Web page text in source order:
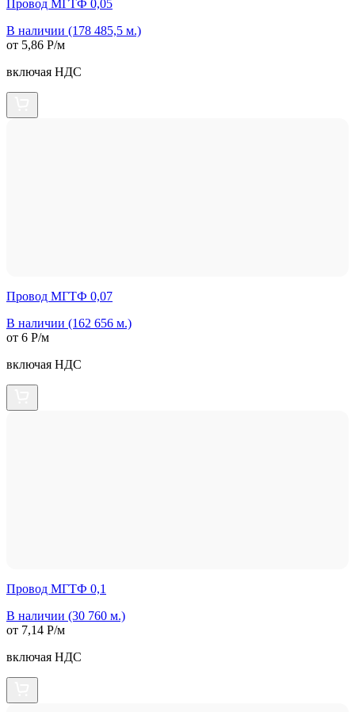
Провод МГТФ 0,05
В наличии (178 485,5 м.)
от 5,86 Р/м
включая НДС
Провод МГТФ 0,07
В наличии (162 656 м.)
от 6 Р/м
включая НДС
Провод МГТФ 0,1
В наличии (30 760 м.)
от 7,14 Р/м
включая НДС